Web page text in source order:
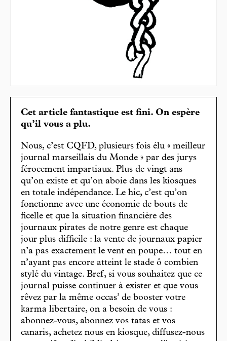
Cet article fantastique est fini. On espère
qu’il vous a plu.
Nous, c’est CQFD, plusieurs fois élu « meilleur
journal marseillais du Monde » par des jurys
férocement impartiaux. Plus de vingt ans
qu’on existe et qu’on aboie dans les kiosques
en totale indépendance. Le hic, c’est qu’on
fonctionne avec une économie de bouts de
ficelle et que la situation financière des
journaux pirates de notre genre est chaque
jour plus difficile : la vente de journaux papier
n’a pas exactement le vent en poupe… tout en
n’ayant pas encore atteint le stade ô combien
stylé du vintage. Bref, si vous souhaitez que ce
journal puisse continuer à exister et que vous
rêvez par la même occas’ de booster votre
karma libertaire, on a besoin de vous :
abonnez-vous, abonnez vos tatas et vos
canaris, achetez nous en kiosque, diffusez-nous